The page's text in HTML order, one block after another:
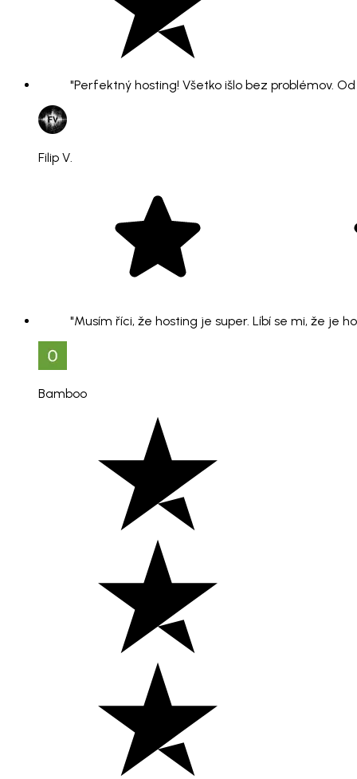
"Perfektný hosting! Všetko išlo bez problémov.
Filip V.
"Musím říci, že hosting je super. Líbí se mi, že je
Bamboo